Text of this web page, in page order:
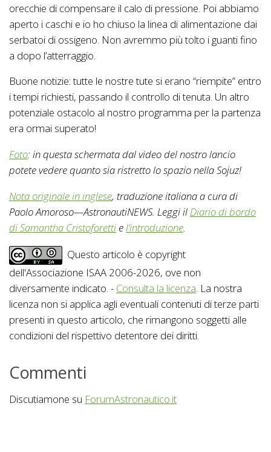
orecchie di compensare il calo di pressione. Poi abbiamo
aperto i caschi e io ho chiuso la linea di alimentazione dai
serbatoi di ossigeno. Non avremmo più tolto i guanti fino
a dopo l’atterraggio.
Buone notizie: tutte le nostre tute si erano “riempite” entro
i tempi richiesti, passando il controllo di tenuta. Un altro
potenziale ostacolo al nostro programma per la partenza
era ormai superato!
Foto: in questa schermata dal video del nostro lancio
potete vedere quanto sia ristretto lo spazio nella Sojuz!
Nota originale in inglese, traduzione italiana a cura di
Paolo Amoroso—AstronautiNEWS. Leggi ilDiario di bordo
di Samantha Cristoforetti el’introduzione.
Questo articolo è copyright
dell'Associazione ISAA 2006-2026, ove non
diversamente indicato. - Consulta la licenza . La nostra
licenza non si applica agli eventuali contenuti di terze parti
presenti in questo articolo, che rimangono soggetti alle
condizioni del rispettivo detentore dei diritti.
Commenti
Discutiamone su ForumAstronautico.it